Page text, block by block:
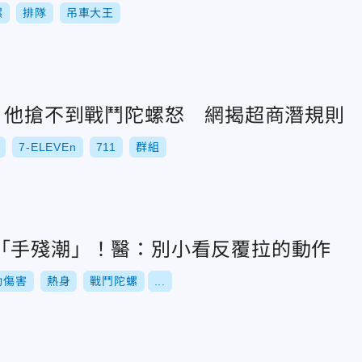
排隊 吊車大王
搶不到戰鬥陀螺怒 網揭超商潛規則
7-ELEVEn 711 群組
手殘潮」！醫：別小看反覆拉的動作
傷害 熱身 戰鬥陀螺